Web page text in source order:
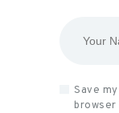
Save